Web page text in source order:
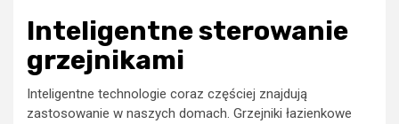
Inteligentne sterowanie
grzejnikami
Inteligentne technologie coraz częściej znajdują
zastosowanie w naszych domach. Grzejniki łazienkowe